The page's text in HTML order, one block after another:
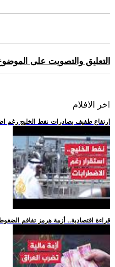
التعليق والتصويت على
اخر الافلام
.. ارتفاع طفيف بصادرات نفط الخليج رغم
.. قراءة اقتصادية.. أزمة هرمز تفاقم